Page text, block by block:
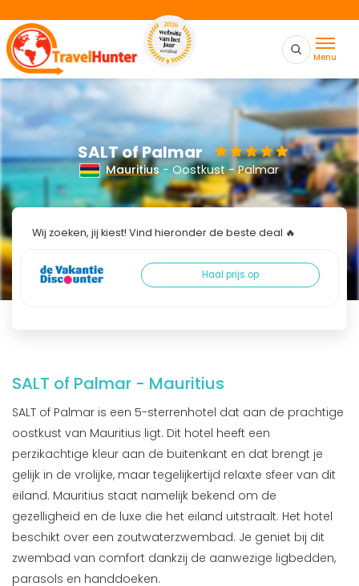
Menu
SALT of Palmar
Mauritius- Oostkust - Palmar
Wij zoeken, jij kiest! Vind hieronder de beste deal 🔥
Haal prijs op
SALT of Palmar - Mauritius
SALT of Palmar is een 5-sterrenhotel dat aan de prachtige
oostkust van Mauritius ligt. Dit hotel heeft een
perzikachtige kleur aan de buitenkant en dat brengt je
gelijk in de vrolijke, maar tegelijkertijd relaxte sfeer van dit
eiland. Mauritius staat namelijk bekend om de
gezelligheid en de luxe die het eiland uitstraalt. Het hotel
beschikt over een zoutwaterzwembad. Je geniet bij dit
zwembad van comfort dankzij de aanwezige ligbedden,
parasols en handdoeken.